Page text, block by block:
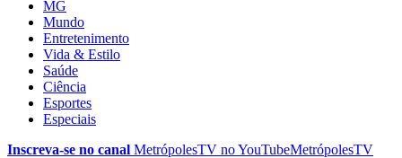
MG
Mundo
Entretenimento
Vida & Estilo
Saúde
Ciência
Esportes
Especiais
Inscreva-se no canal MetrópolesTV noYouTubeMetrópolesTV